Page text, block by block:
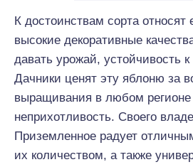
К достоинствам сорта относят
высокие декоративные
давать урожай, устойчивость
Дачники ценят эту яблоню за
выращивания в любом регионе
неприхотливость. Своего
Приземленное радует
их количеством, а также